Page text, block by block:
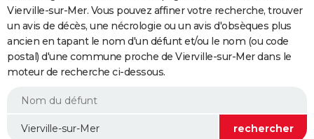
Retraite
Impôts
Epargne
Immobilier
Risques naturels par ville
Banque
Assurance
Crédit
Essais
Réserver un essai
Citadines
Berlines
SUV
Forum auto
+
HIGH-TECH
Mobiles
Meilleur smartphone
Internet
Ordinateurs
Jeux vidéo
Guide high-tech
+BRICOLAGE
Forum
Aménagement intérieur
Extérieur
Cuisine
Salle de bains
Jardinage
Rangement
WEEK-END
Guides de France
Escapades
Patrimoine
Expositions
Musées
Week-end nature
LIFESTYLE
Vierville-sur-Mer. Vous pouvez affiner votre recherche, trouver
un avis de décès, une nécrologie ou un avis d'obsèques plus
ancien en tapant le nom d'un défunt et/ou le nom (ou code
postal) d'une commune proche de Vierville-sur-Mer dans le
moteur de recherche ci-dessous.